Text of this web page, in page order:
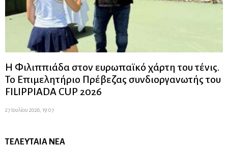
Η Φιλιππιάδα στον ευρωπαϊκό χάρτη του τένις.
Το Επιμελητήριο Πρέβεζας συνδιοργανωτής του
FILIPPIADA CUP 2026
27 Ιουλίου 2026, 19:07
ΤΕΛΕΥΤΑΊΑ ΝΈΑ